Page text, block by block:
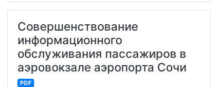
Совершенствование
информационного
обслуживания пассажиров в
аэровокзале аэропорта Сочи
PDF